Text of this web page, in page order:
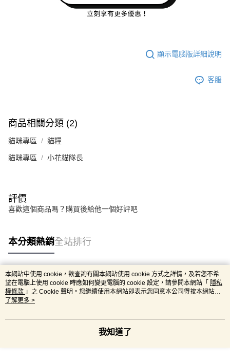
顯示電腦版詳細說明
客服
商品相關分類 (2)
貓咪專區 貓糧
貓咪專區 小花貓隊長
評價
喜歡這個商品嗎？購買後給他一個好評吧
本分類熱銷全站排行
熱門標籤
本網站中使用 cookie，欲查詢有關本網站使用 cookie 方式之詳情，及若您不希
望在電腦上使用 cookie 時應如何變更電腦的 cookie 設定，請參閱本網站「 隱私
權條款 」之 Cookie 聲明。您繼續使用本網站即表示您同意本公司得按本網站使
用條款之 Cookie 聲明使用 cookie。
了解更多 >
我知道了